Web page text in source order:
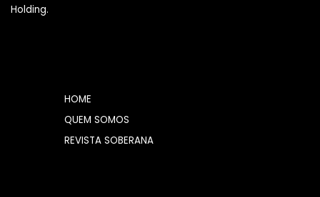
Holding.
HOME
QUEM SOMOS
REVISTA SOBERANA